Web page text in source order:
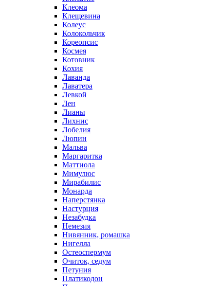
Клеома
Клещевина
Колеус
Колокольчик
Кореопсис
Космея
Котовник
Кохия
Лаванда
Лаватера
Левкой
Лен
Лианы
Лихнис
Лобелия
Люпин
Мальва
Маргаритка
Маттиола
Мимулюс
Мирабилис
Монарда
Наперстянка
Настурция
Незабудка
Немезия
Нивянник, ромашка
Нигелла
Остеоспермум
Очиток, седум
Петуния
Платикодон